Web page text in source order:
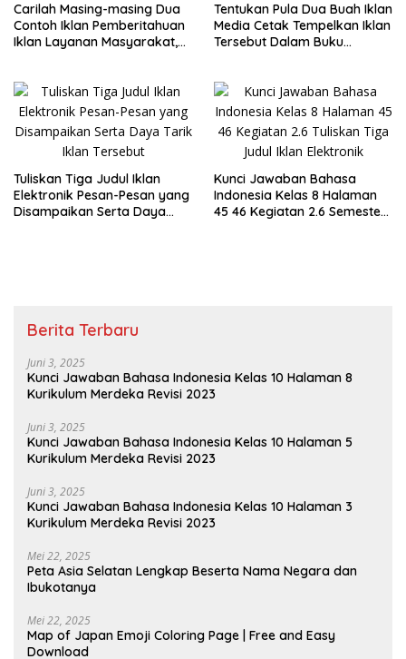
Carilah Masing-masing Dua
Contoh Iklan Pemberitahuan
Iklan Layanan Masyarakat,
Tentukan Pula Dua Buah Iklan
Media Cetak Tempelkan Iklan
Tersebut Dalam Buku
Tuliskan Tiga Judul Iklan
Elektronik Pesan-Pesan yang
Disampaikan Serta Daya
Kunci Jawaban Bahasa
Indonesia Kelas 8 Halaman
45 46 Kegiatan 2.6 Semester
Berita Terbaru
Juni 3, 2025
Kunci Jawaban Bahasa Indonesia Kelas 10 Halaman 8
Kurikulum Merdeka Revisi 2023
Juni 3, 2025
Kunci Jawaban Bahasa Indonesia Kelas 10 Halaman 5
Kurikulum Merdeka Revisi 2023
Juni 3, 2025
Kunci Jawaban Bahasa Indonesia Kelas 10 Halaman 3
Kurikulum Merdeka Revisi 2023
Mei 22, 2025
Peta Asia Selatan Lengkap Beserta Nama Negara dan
Ibukotanya
Mei 22, 2025
Map of Japan Emoji Coloring Page | Free and Easy
Download